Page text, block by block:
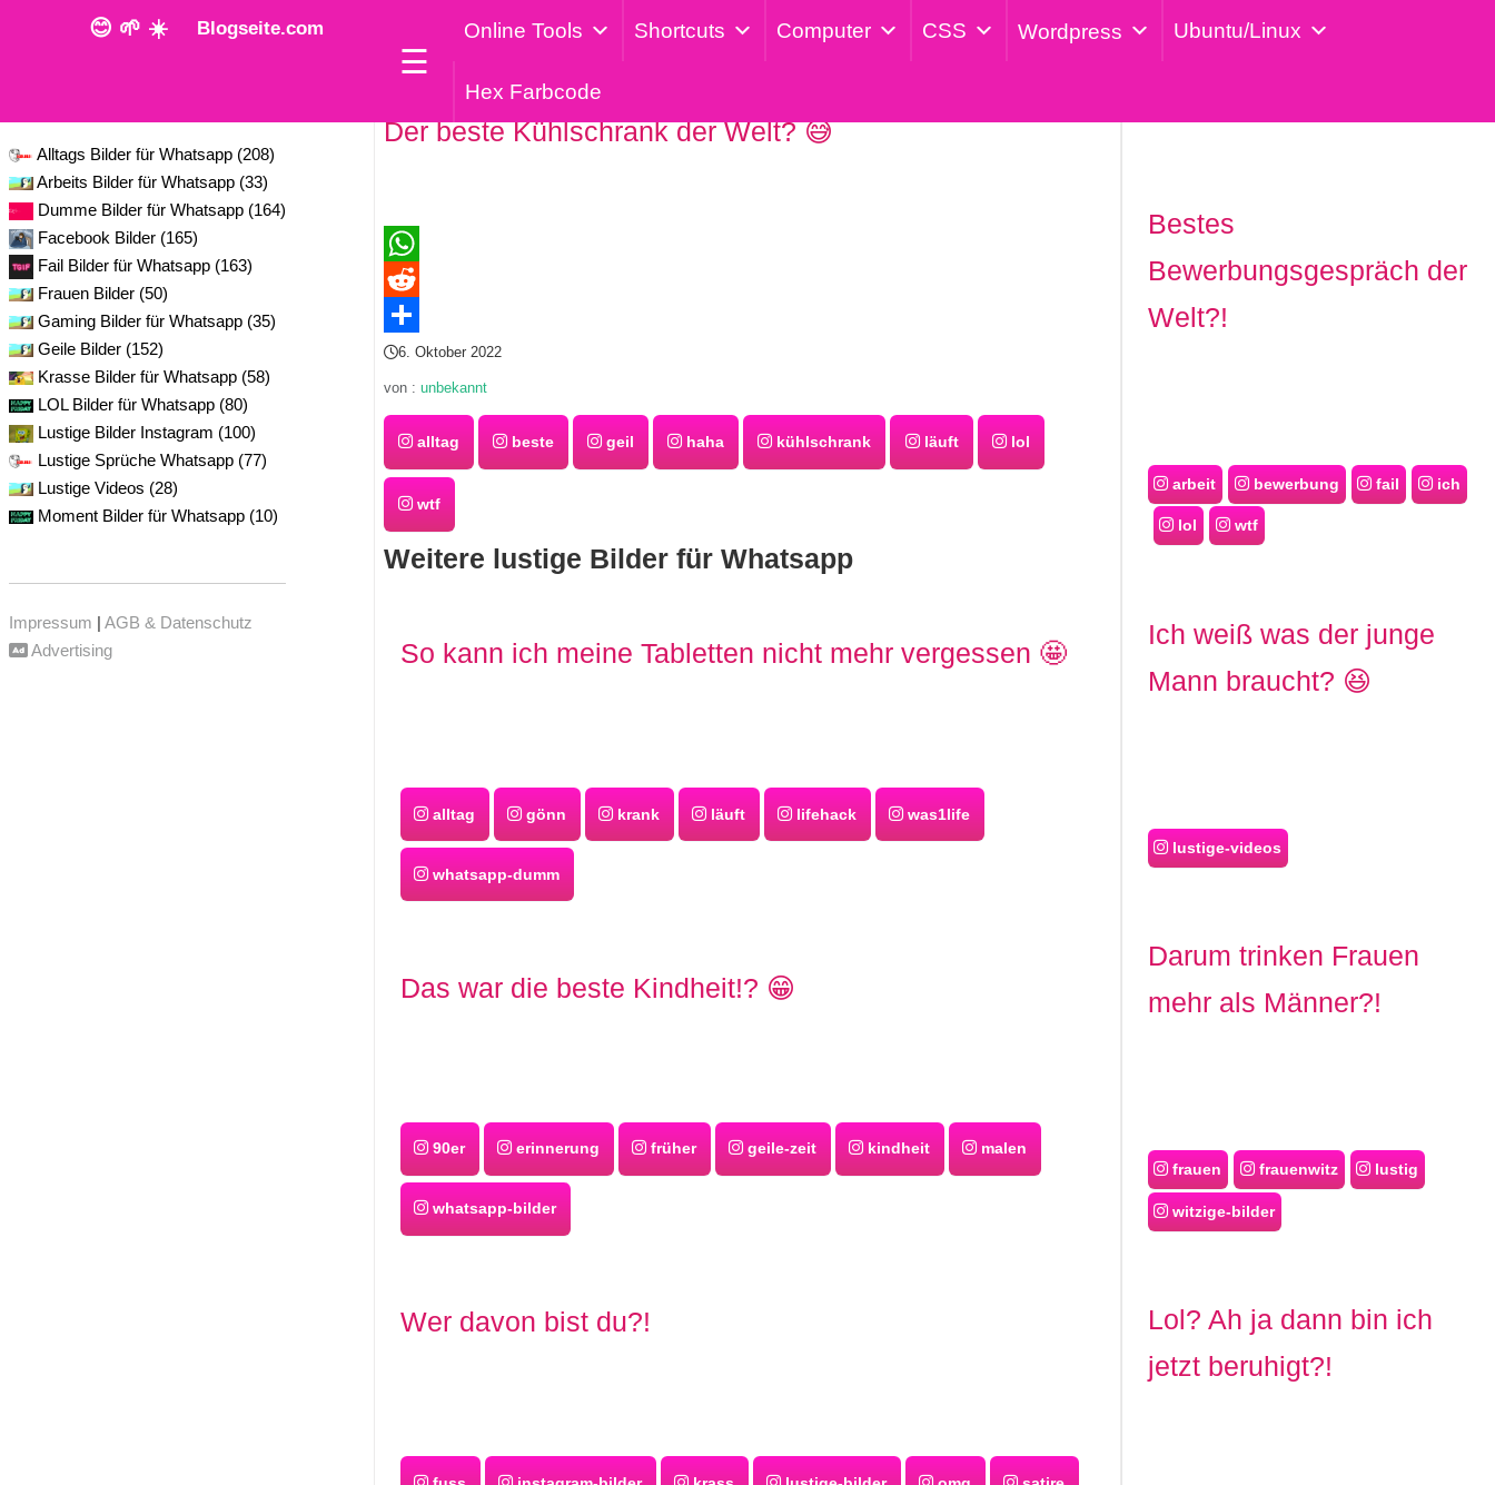
😊 🌱 ☀️ Blogseite.com
☰
Online Tools Shortcuts Computer CSS Wordpress Ubuntu/Linux
Hex Farbcode
Alltags Bilder für Whatsapp (208)
Arbeits Bilder für Whatsapp (33)
Dumme Bilder für Whatsapp (164)
Facebook Bilder (165)
Fail Bilder für Whatsapp (163)
Frauen Bilder (50)
Gaming Bilder für Whatsapp (35)
Geile Bilder (152)
Krasse Bilder für Whatsapp (58)
LOL Bilder für Whatsapp (80)
Lustige Bilder Instagram (100)
Lustige Sprüche Whatsapp (77)
Lustige Videos (28)
Moment Bilder für Whatsapp (10)
Impressum | AGB & Datenschutz
Advertising
Der beste Kühlschrank der Welt? 😅
WhatsApp
Reddit
Teilen
6. Oktober 2022
von : unbekannt
alltag beste geil haha kühlschrank läuft lol
wtf
Weitere lustige Bilder für Whatsapp
So kann ich meine Tabletten nicht mehr vergessen 🤩
alltag gönn krank läuft lifehack was1life
whatsapp-dumm
Das war die beste Kindheit!? 😁
90er erinnerung früher geile-zeit kindheit malen
whatsapp-bilder
Wer davon bist du?!
Bestes
Bewerbungsgespräch der
Welt?!
arbeit bewerbung fail ich
lol wtf
Ich weiß was der junge
Mann braucht? 😆
lustige-videos
Darum trinken Frauen
mehr als Männer?!
frauen frauenwitz lustig
witzige-bilder
Lol? Ah ja dann bin ich
jetzt beruhigt?!